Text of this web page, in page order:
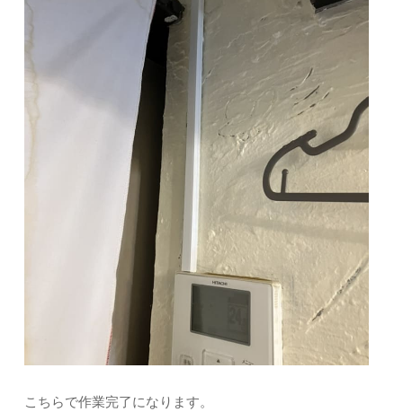
こちらで作業完了になります。